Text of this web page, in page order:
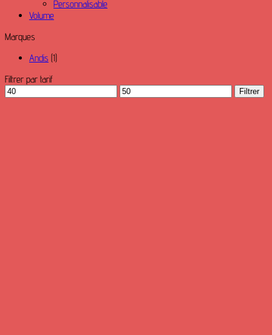
Personnalisable
Volume
Marques
Andis (1)
Filtrer par tarif
Prix
min
Prix
max
Filtrer